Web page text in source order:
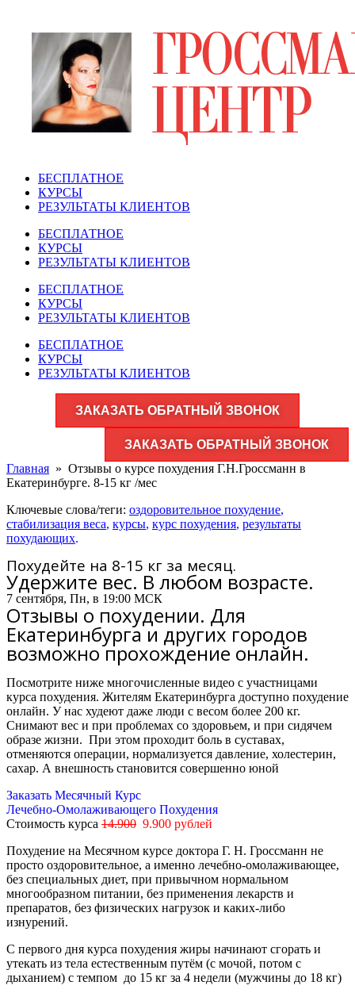
содержимому
БЕСПЛАТНОЕ
КУРСЫ
РЕЗУЛЬТАТЫ КЛИЕНТОВ
БЕСПЛАТНОЕ
КУРСЫ
РЕЗУЛЬТАТЫ КЛИЕНТОВ
БЕСПЛАТНОЕ
КУРСЫ
РЕЗУЛЬТАТЫ КЛИЕНТОВ
БЕСПЛАТНОЕ
КУРСЫ
РЕЗУЛЬТАТЫ КЛИЕНТОВ
ЗАКАЗАТЬ ОБРАТНЫЙ ЗВОНОК
ЗАКАЗАТЬ ОБРАТНЫЙ ЗВОНОК
Главная » Отзывы о курсе похудения Г.Н.Гроссманн в
Екатеринбурге. 8-15 кг /мес
Ключевые слова/теги: оздоровительное похудение,
стабилизация веса, курсы, курс похудения, результаты
похудающих.
Похудейте на 8-15 кг за месяц.
Удержите вес. В любом возрасте.
7 сентября, Пн, в 19:00 МСК
Отзывы о похудении. Для
Екатеринбурга и других городов
возможно прохождение онлайн.
Посмотрите ниже многочисленные видео с участницами
курса похудения. Жителям Екатеринбурга доступно похудение
онлайн. У нас худеют даже люди с весом более 200 кг.
Снимают вес и при проблемах со здоровьем, и при сидячем
образе жизни. При этом проходит боль в суставах,
отменяются операции, нормализуется давление, холестерин,
сахар. А внешность становится совершенно юной
Заказать Месячный Курс
Лечебно-Омолаживающего Похудения
Стоимость курса 14.900 9.900 рублей
Похудение на Месячном курсе доктора Г. Н. Гроссманн не
просто оздоровительное, а именно лечебно-омолаживающее,
без специальных диет, при привычном нормальном
многообразном питании, без применения лекарств и
препаратов, без физических нагрузок и каких-либо
изнурений.
С первого дня курса похудения жиры начинают сгорать и
утекать из тела естественным путём (с мочой, потом с
дыханием) с темпом до 15 кг за 4 недели (мужчины до 18 кг)